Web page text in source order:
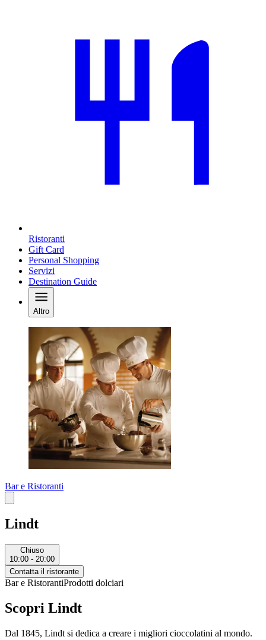
Ristoranti
Gift Card
Personal Shopping
Servizi
Destination Guide
Altro
Bar e Ristoranti
Lindt
Chiuso
10:00 - 20:00
Contatta il ristorante
Bar e RistorantiProdotti dolciari
Scopri Lindt
Dal 1845, Lindt si dedica a creare i migliori cioccolatini al mondo.